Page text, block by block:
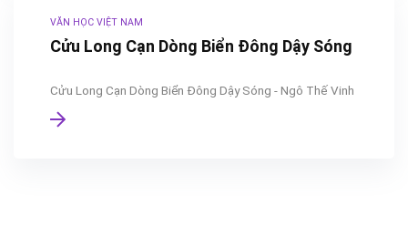
VĂN HỌC VIỆT NAM
Cửu Long Cạn Dòng Biển Đông Dậy Sóng
Cửu Long Cạn Dòng Biển Đông Dậy Sóng - Ngô Thế Vinh